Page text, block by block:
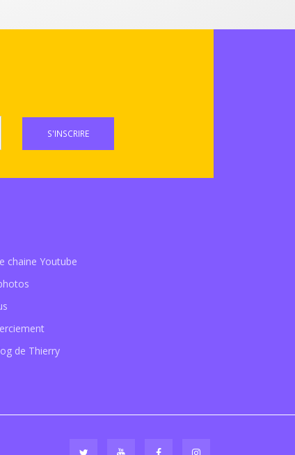
S'INSCRIRE
chaine Youtube
de Thierry